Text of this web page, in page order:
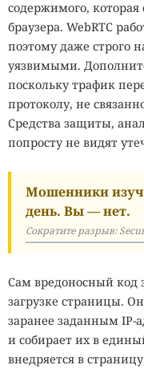
содержимого, которая
браузера. WebRTC
поэтому даже строго
уязвимыми.
поскольку трафик
протоколу, не
Средства защиты,
попросту не видят
Мошенники
день. Вы — нет.
Сократите разрыв:
Сам вредоносный код
загрузке страницы.
заранее заданным IP-
и собирает их в
внедряется в